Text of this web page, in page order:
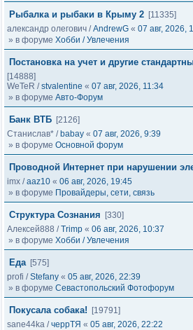
Рыбалка и рыбаки в Крыму 2 [11335]
александр олегович /AndrewG « 07 авг, 2026,
» в форуме Хобби / Увлечения
Постановка на учет и другие
[14888]
WeTeR /stvalentine « 07 авг, 2026, 11:34
» в форуме Авто-Форум
Банк ВТБ [2126]
Станислав* / babay « 07 авг, 2026, 9:39
» в форуме Основной форум
Проводной Интернет при нарушении
imx /aaz10 « 06 авг, 2026, 19:45
» в форуме Провайдеры, сети, связь
Структура Сознания
[330]
Алексей888 /Trimp « 06 авг, 2026, 10:37
» в форуме Хобби / Увлечения
Еда [575]
profi /Stefany « 05 авг, 2026, 22:39
» в форуме Севастопольский Фотофорум
Покусала собака!
[19791]
sane44ka /черрТЯ « 05 авг, 2026, 22:22